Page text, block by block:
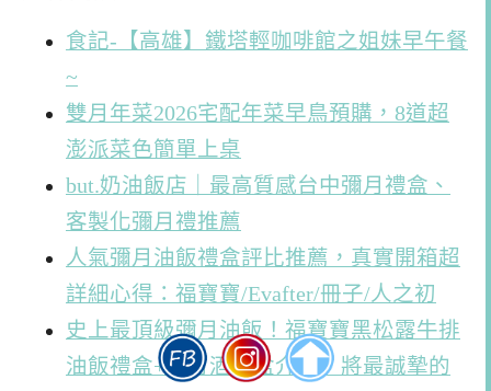
食記-【高雄】鐵塔輕咖啡館之姐妹早午餐
~
雙月年菜2026宅配年菜早鳥預購，8道超
澎派菜色簡單上桌
but.奶油飯店｜最高質感台中彌月禮盒、
客製化彌月禮推薦
人氣彌月油飯禮盒評比推薦，真實開箱超
詳細心得：福寶寶/Evafter/冊子/人之初
史上最頂級彌月油飯！福寶寶黑松露牛排
油飯禮盒+彌月酒禮盒介紹，將最誠摯的